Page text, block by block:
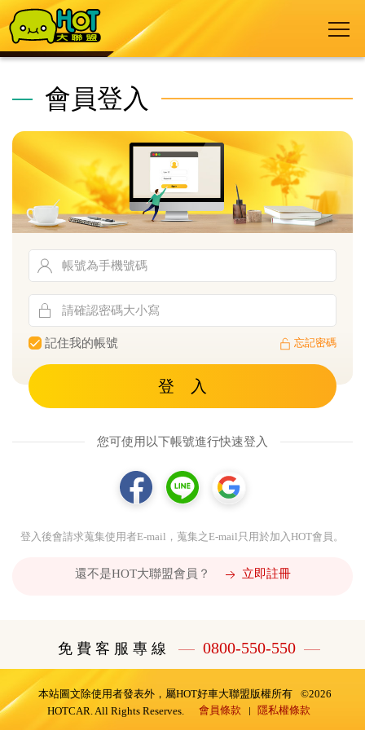
會員登入
記住我的帳號 忘記密碼
登 入
您可使用以下帳號進行快速登入
登入後會請求蒐集使用者E-mail，蒐集之E-mail只用於加入HOT會員。
還不是HOT大聯盟會員？ 立即註冊
免 費 客 服 專 線 0800-550-550
本站圖文除使用者發表外，屬HOT好車大聯盟版權所有
©2026
HOTCAR. All Rights Reserves.
會員條款 隱私權條款